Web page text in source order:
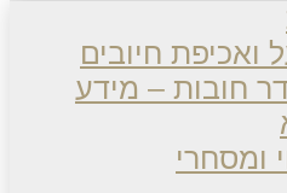
חיובים
חובות – מידע